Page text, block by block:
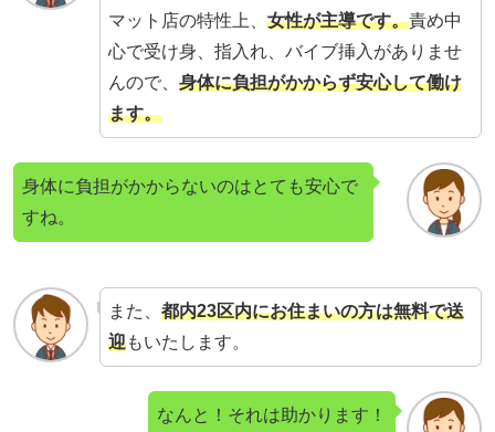
マット店の特性上、 女性が主導です。責め中
心で受け身、指入れ、バイブ挿入がありませ
んので、 身体に負担がかからず安心して働け
ます。
身体に負担がかからないのはとても安心で
すね。
また、 都内23区内にお住まいの方は無料で送
迎もいたします。
なんと！それは助かります！